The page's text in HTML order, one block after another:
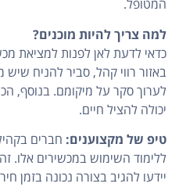
המטופל.
למה צריך להיות מוכנים?
כדאי לדעת לאן לפנות למציאת
באזור רווי קהל, סביר להניח שיש
לערוך סקר על מיקומם. בנוסף,
יכולה להציל חיים.
טיפ של מקצוענים:חברים
ללימוד השימוש במכשירים אלו.
יידעו להגיב בצורה נכונה בזמן